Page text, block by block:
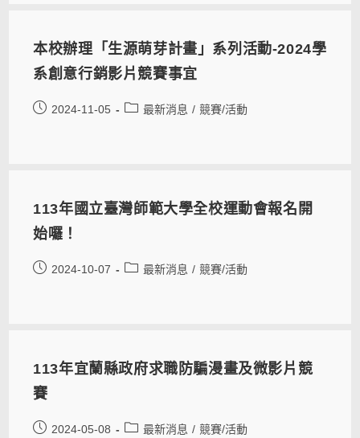
本校辦理「生源萌芽計畫」系列活動-2024學
系創意行銷影片競賽事宜
2024-11-05 最新消息 / 競賽/活動
113年國立臺灣師範大學全校運動會報名開
始囉！
2024-10-07 最新消息 / 競賽/活動
113年宜蘭縣政府求職防騙漫畫及微影片競
賽
2024-05-08 最新消息 / 競賽/活動